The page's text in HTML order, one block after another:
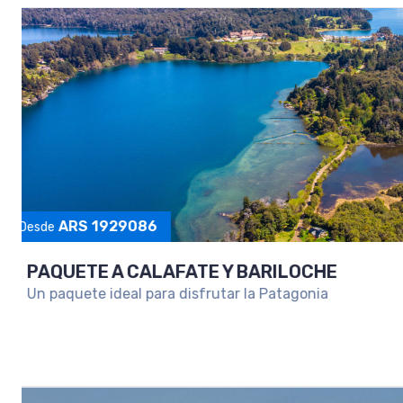
PAQUETE A SALTA Y PURMAMARCA
Una escapada para conocer lo mejor del Norte